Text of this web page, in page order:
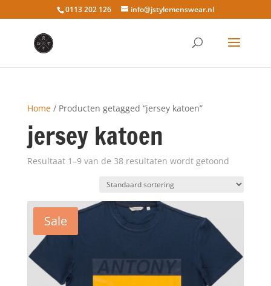
0113 202 126 info@jstylemenswear.nl
Home/ Producten getagged “jersey katoen”
jersey katoen
Resultaat 1–9 van de 38 resultaten wordt getoond
Sale